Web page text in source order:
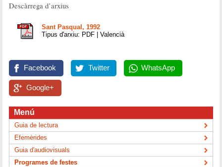
Descàrrega d’arxius
Sant Pasqual, 1992
Tipus d'arxiu: PDF | Valencià
Facebook Twitter WhatsApp
Google+
Menú
Guia de lectura
Efemèrides
Guia d'audiovisuals
Programes de festes